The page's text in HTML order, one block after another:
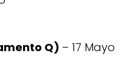
Q) – 17 Mayo